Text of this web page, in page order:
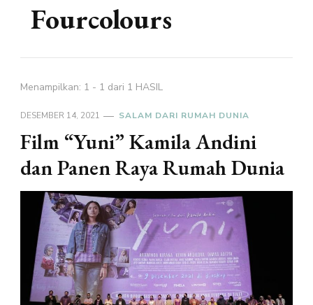
Fourcolours
Menampilkan: 1 - 1 dari 1 HASIL
DESEMBER 14, 2021 SALAM DARI RUMAH DUNIA
Film “Yuni” Kamila Andini
dan Panen Raya Rumah Dunia